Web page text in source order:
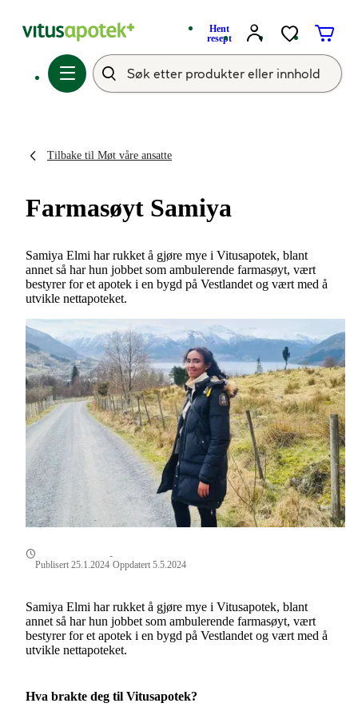
Hent
resept
Tilbake til Møt våre ansatte
Farmasøyt Samiya
Samiya Elmi har rukket å gjøre mye i Vitusapotek, blant
annet så har hun jobbet som ambulerende farmasøyt, vært
bestyrer for et apotek i en bygd på Vestlandet og vært med å
utvikle nettapoteket.
Publisert 25.1.2024
-
Oppdatert 5.5.2024
Samiya Elmi har rukket å gjøre mye i Vitusapotek, blant
annet så har hun jobbet som ambulerende farmasøyt, vært
bestyrer for et apotek i en bygd på Vestlandet og vært med å
utvikle nettapoteket.
Hva brakte deg til Vitusapotek?